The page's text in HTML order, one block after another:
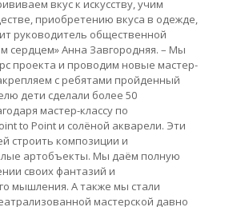
вкус к искусству, учим
приобретению вкуса в одежде,
руководитель общественной
сердцем» Анна Завгородняя. – Мы
проекта и проводим новые мастер-
с ребятами пройденный
дети сделали более 50
мастер-классу по
to Point и солёной акварели. Эти
строить композиции и
артобъекты. Мы даём полную
своих фантазий и
мышления. А также мы стали
мастерской давно